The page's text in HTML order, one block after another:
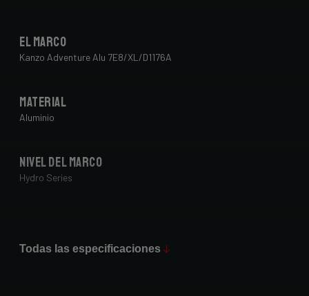
El marco
Kanzo Adventure Alu 7E8/XL/D1176A
Material
Aluminio
Nivel del marco
Hydro Series
Todas las especificaciones